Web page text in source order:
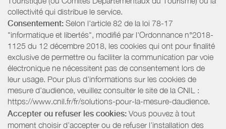
collectivité qui distribue le service.
Consentement: Selon l'article 82 de la loi 78-17
"informatique et libertés", modifié par l'Ordonnance n°2018-
1125 du 12 décembre 2018, les cookies qui ont pour finalité
exclusive de permettre ou faciliter la communication par voie
électronique ne nécessitent pas de consentement lors de
leur usage. Pour plus d’informations sur les cookies de
mesure d’audience, veuillez consulter le site de la CNIL :
https://www.cnil.fr/fr/solutions-pour-la-mesure-daudience.
Accepter ou refuser les cookies: Vous pouvez à tout
moment choisir d’accepter ou de refuser l’installation des